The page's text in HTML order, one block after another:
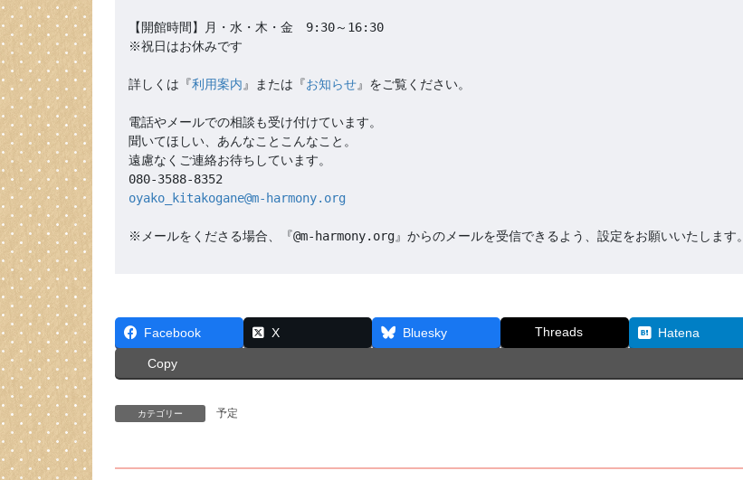
【開館時間】月・水・木・金　9:30～16:30
※祝日はお休みです
詳しくは『利用案内』または『お知らせ』をご覧ください。
電話やメールでの相談も受け付けています。
聞いてほしい、あんなことこんなこと。
遠慮なくご連絡お待ちしています。
oyako_kitakogane@m-harmony.org
※メールをくださる場合、『@m-harmony.org』からのメールを受信できるよう、設定をお願いいたします。
Facebook X Bluesky Threads Hatena
Copy
カテゴリー 予定